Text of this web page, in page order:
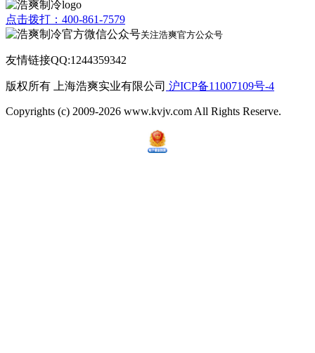
点击拨打：400-861-7579
关注浩爽官方公众号
友情链接QQ:1244359342
版权所有 上海浩爽实业有限公司 沪ICP备11007109号-4
Copyrights (c) 2009-2026 www.kvjv.com All Rights Reserve.